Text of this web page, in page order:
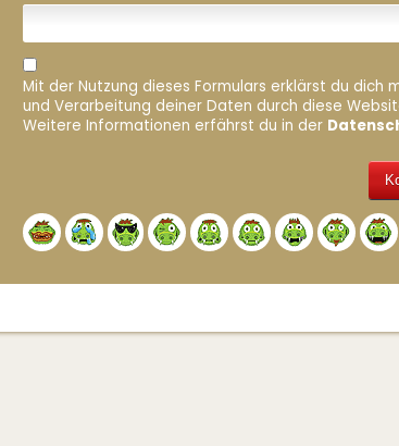
Mit der Nutzung dieses Formulars erklärst du dich
und Verarbeitung deiner Daten durch diese
Weitere Informationen erfährst du in der